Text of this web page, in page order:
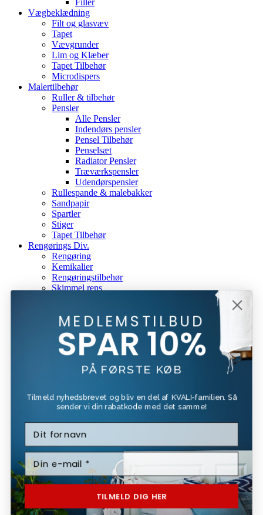
Vægbeklædning
Filt og glasvæv
Tapet
Vævgrunder
Lim og Klæber
Tapet Tilbehør
Microdispers
Malertilbehør
Ruller & tilbehør
Pensler
Alle Pensler
Indendørs pensler
Pensel Tilbehør
Penselsæt
Radiator Pensler
Træværkspensler
Udendørspensler
Rullespande & malebakker
Sandpapir
Spartler
Stiger
Tapet Tilbehør
Rengørings Div.
Rengøring
Kemikalier
Rengøringstilbehør
Skimmel rens
Beck & Jørgensen
Beckers
Bona
Fragt Og Retur
Tilbud
Kurv Luk
Log Ind Luk
MEDLEMSTILBUD
SPAR 10%
PÅ FØRSTE KØB
Tilmeld nyhedsbrevet og bliv en del af KVALI-familien. Så
sender vi din rabatkode med det samme!
TILMELD DIG HER